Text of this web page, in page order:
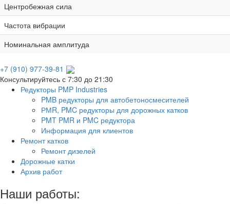
Центробежная сила
Частота вибрации
Номинальная амплитуда
+7 (910) 977-39-81
Консультируйтесь с 7:30 до 21:30
Редукторы PMP Industries
PMB редукторы для автобетоносмесителей
РМR, PMC редукторы для дорожных катков
PMT PMR и PMC редуктора
Информация для клиентов
Ремонт катков
Ремонт дизелей
Дорожные катки
Архив работ
Наши работы: